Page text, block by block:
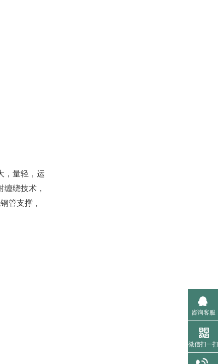
，量轻，运
绕技术，
管支撑，
咨询客服
微信扫一扫